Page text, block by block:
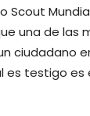
Scout
una de las
ciudadano
es testigo es